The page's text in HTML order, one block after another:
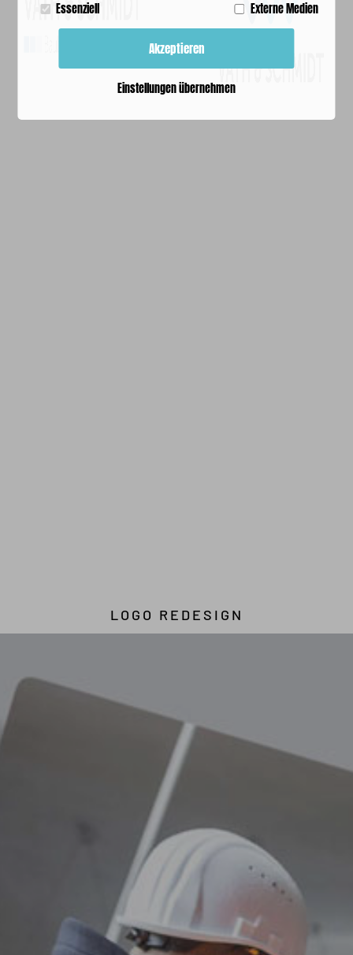
LOGO REDESIGN
Essenziell Externe Medien
Akzeptieren
Einstellungen übernehmen